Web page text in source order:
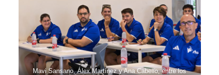
Mavi Sansano, Álex Martínez y Ana Cabello, entre los